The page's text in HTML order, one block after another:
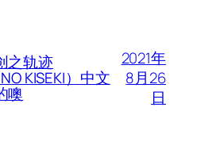
之轨迹
KISEKI）中文
噢
2021年
8月26
日